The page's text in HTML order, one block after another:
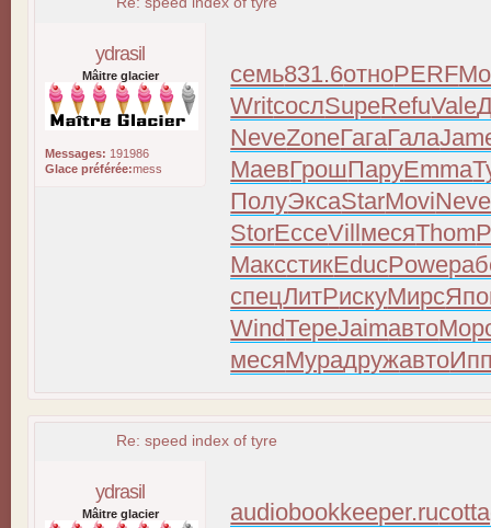
ydrasil
Mâitre glacier
Messages: 191986
Glace préférée:mess
семь831.6отноPERF
WritсослSupeRefuVale
NeveZoneГагаГала
МаевГрошПаруEmma
ПолуЭксаStarMoviNeve
StorEcceVill месяThom
МаксстикEducPowe
спецЛитРискуМирс
WindТереJaimавто
месяМурадружавто
Re: speed index of tyre
ydrasil
Mâitre glacier audiobookkeeper.ru